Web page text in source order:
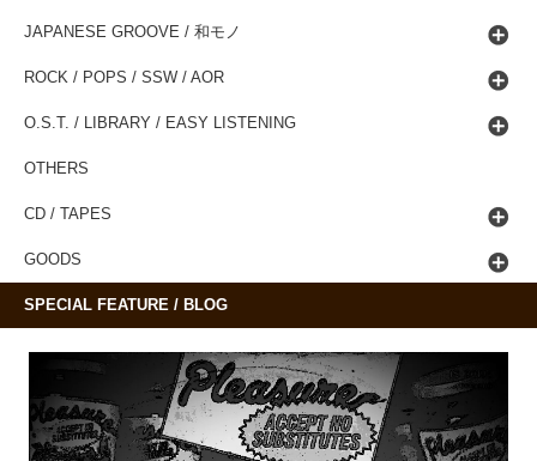
JAPANESE GROOVE / 和モノ
ROCK / POPS / SSW / AOR
O.S.T. / LIBRARY / EASY LISTENING
OTHERS
CD / TAPES
GOODS
SPECIAL FEATURE / BLOG